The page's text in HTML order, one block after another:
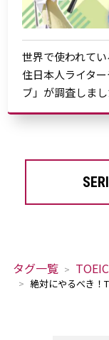
世界で使われて
住日本人ライタ
ブ」が調査しまし
タグ一覧 TOEIC
絶対にやるべき！